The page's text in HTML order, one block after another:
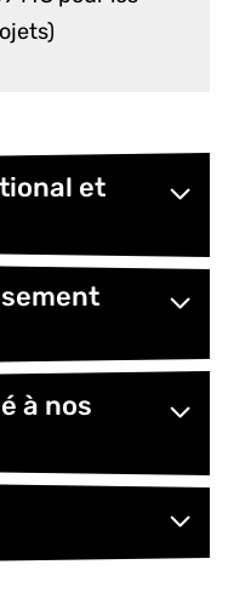
et
à nos